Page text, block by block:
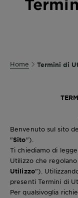
Home Termini di
Benvenuto sul sito
"Sito").
Ti chiediamo di
Utilizzo che
Utilizzo”).
presenti Termini di
Per qualsivoglia